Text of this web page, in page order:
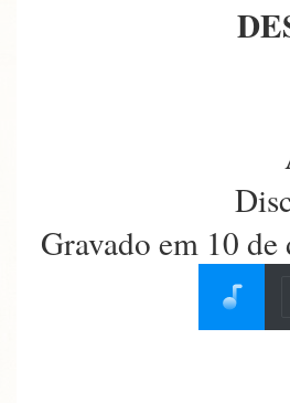
Gravado em 10